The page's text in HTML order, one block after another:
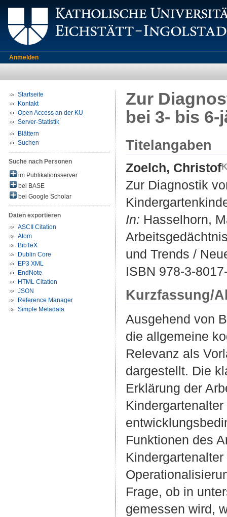
Anmelden
Startseite
Kontakt
Open Access an der KU
Server-Statistik
Blättern
Suchen
Suche nach Personen
im Publikationsserver
bei BASE
bei Google Scholar
Daten exportieren
ASCII Citation
Atom
BibTeX
Dublin Core
EP3 XML
EndNote
HTML Citation
JSON
Reference Manager
Simple Metadata
Zur
bei 3- bis
Titelangaben
Zoelch, Christof
Zur Diagnostik
In: Hasselhorn,
und Trends /
ISBN 978-3-
Kurzfassung/
Ausgehend von
die allgemeine
Relevanz als
dargestellt. Die
Erklärung der
Funktionen des
Frage, ob in
gemessen wird,